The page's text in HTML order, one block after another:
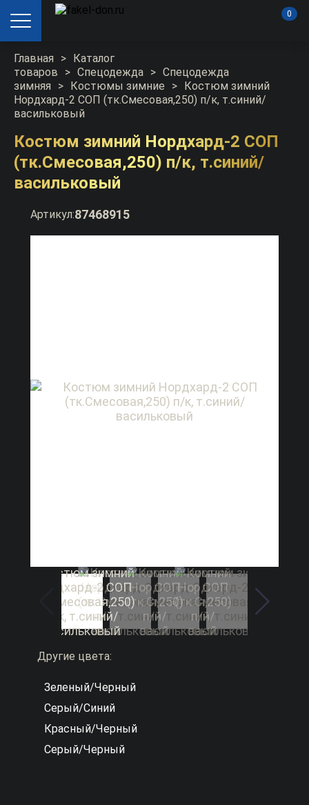
0
Главная > Каталог
товаров
> Спецодежда > Спецодежда
зимняя
> Костюмы зимние > Костюм зимний
Нордхард-2 СОП (тк.Смесовая,250) п/к, т.синий/
васильковый
Костюм зимний Нордхард-2 СОП
(тк.Смесовая,250) п/к, т.синий/
васильковый
Артикул:87468915
Другие цвета:
Зеленый/Черный
Серый/Синий
Красный/Черный
Серый/Черный